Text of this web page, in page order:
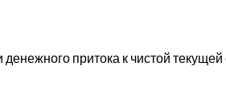
притока к чистой